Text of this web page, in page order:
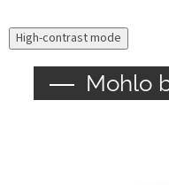
High-contrast mode
Mohlo